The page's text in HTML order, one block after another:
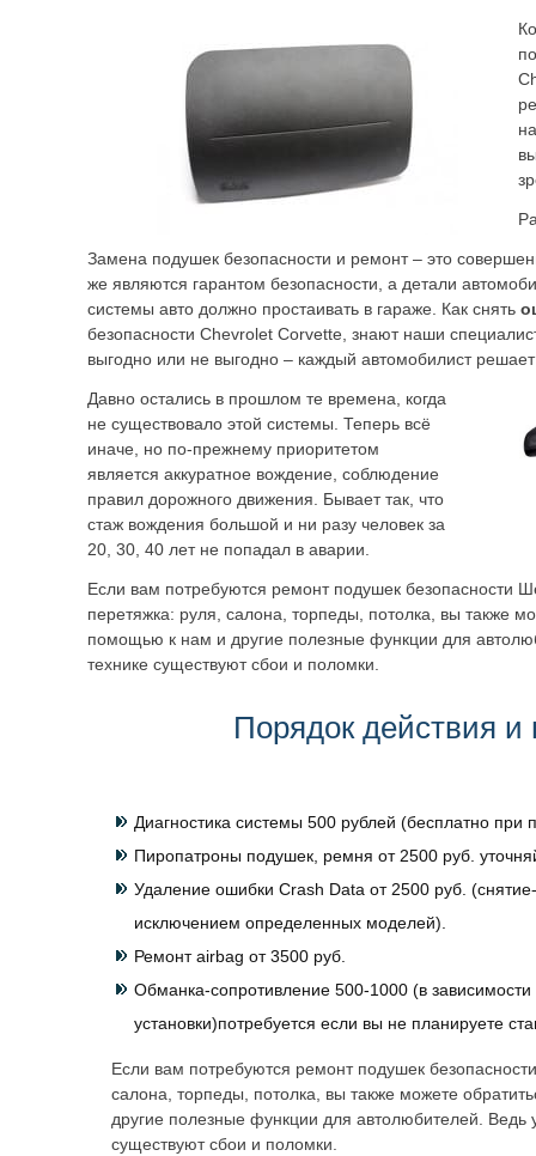
Замена подушек безопасности и ремонт – это
же являются гарантом безопасности, а детали
системы авто должно простаивать в гараже. Как снять
безопасности Chevrolet Corvette, знают наши
выгодно или не выгодно – каждый автомобилист
Давно остались в прошлом те времена, когда
не существовало этой системы. Теперь всё
иначе, но по-прежнему приоритетом
является аккуратное вождение, соблюдение
правил дорожного движения. Бывает так, что
стаж вождения большой и ни разу человек за
20, 30, 40 лет не попадал в аварии.
Если вам потребуются ремонт подушек безопасности
перетяжка: руля, салона, торпеды, потолка, вы также
помощью к нам и другие полезные функции для
технике существуют сбои и поломки.
Порядок действия и
Диагностика системы 500 рублей (бесплатно при
Пиропатроны подушек, ремня от 2500 руб.
Удаление ошибки Crash Data от 2500 руб. (снятие-
исключением определенных моделей).
Ремонт airbag от 3500 руб.
Обманка-сопротивление 500-1000 (в зависимости
установки)потребуется если вы не планируете
Если вам потребуются ремонт подушек
салона, торпеды, потолка, вы также можете
другие полезные функции для автолюбителей. Ведь
существуют сбои и поломки.